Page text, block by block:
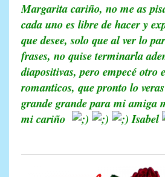
Margarita cariño, no me as
cada uno es libre de hacer y
que desee, solo que al ver lo
frases, no quise terminarla
diapositivas, pero empecé otro
romanticos, que pronto lo
grande grande para mi amiga
mi cariño
Isabel